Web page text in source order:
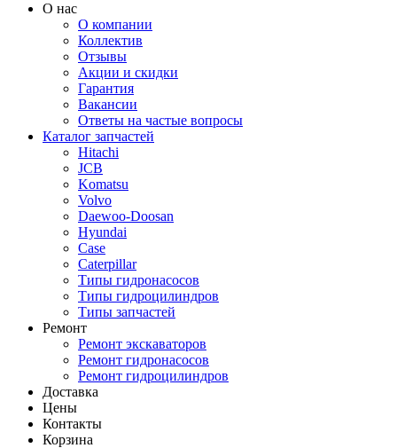
О нас
О компании
Коллектив
Отзывы
Акции и скидки
Гарантия
Вакансии
Ответы на частые вопросы
Каталог запчастей
Hitachi
JCB
Komatsu
Volvo
Daewoo-Doosan
Hyundai
Case
Caterpillar
Типы гидронасосов
Типы гидроцилиндров
Типы запчастей
Ремонт
Ремонт экскаваторов
Ремонт гидронасосов
Ремонт гидроцилиндров
Доставка
Цены
Контакты
Корзина